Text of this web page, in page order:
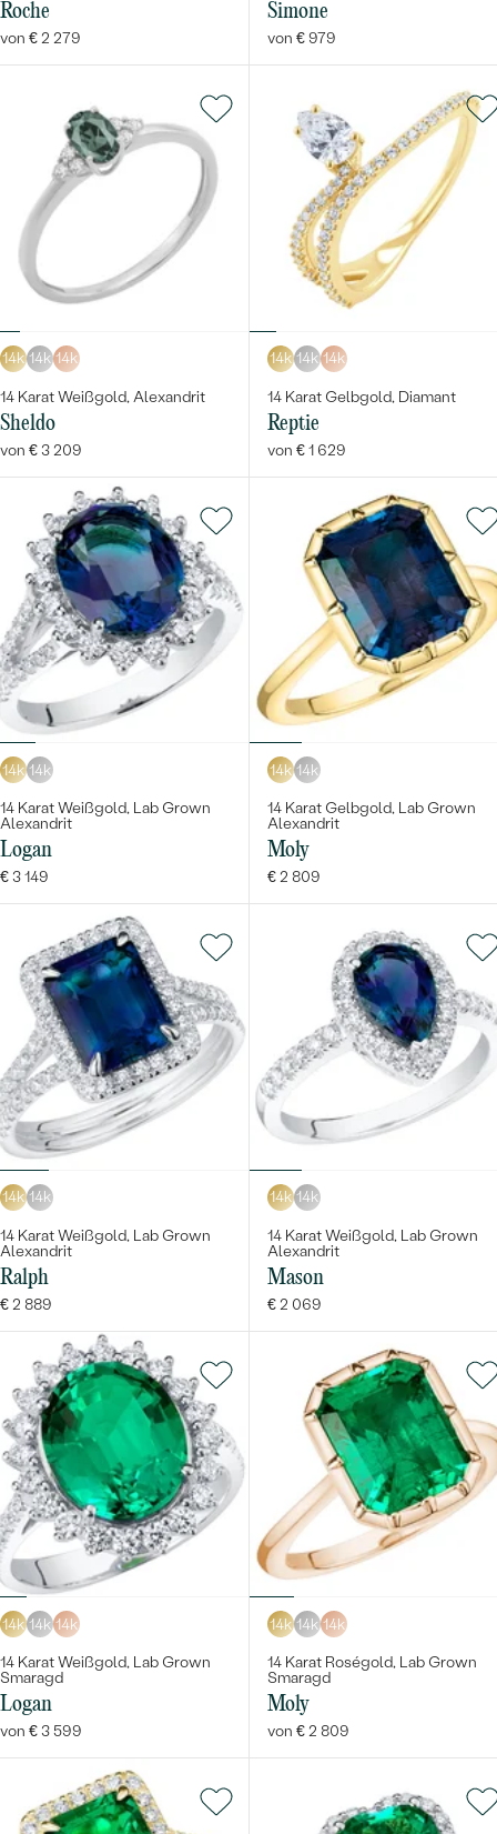
Roche
von € 2 279
Simone
von € 979
14k 14k 14k
14 Karat Weißgold, Alexandrit
Sheldo
von € 3 209
14k 14k 14k
14 Karat Gelbgold, Diamant
Reptie
von € 1 629
14k 14k
14 Karat Weißgold, Lab Grown
Alexandrit
Logan
€ 3 149
14k 14k
14 Karat Gelbgold, Lab Grown
Alexandrit
Moly
€ 2 809
14k 14k
14 Karat Weißgold, Lab Grown
Alexandrit
Ralph
€ 2 889
14k 14k
14 Karat Weißgold, Lab Grown
Alexandrit
Mason
€ 2 069
14k 14k 14k
14 Karat Weißgold, Lab Grown
Smaragd
Logan
von € 3 599
14k 14k 14k
14 Karat Roségold, Lab Grown
Smaragd
Moly
von € 2 809